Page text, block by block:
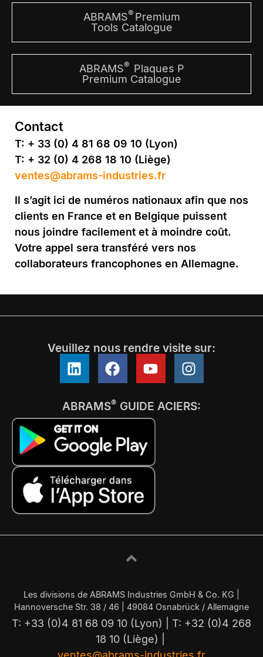
ABRAMS® Premium
Tools Catalogue
ABRAMS® Plaques P
Premium Catalogue
Contact
T: + 33 (0) 4 81 68 09 10 (Lyon)
T: + 32 (0) 4 268 18 10 (Liège)
ventes@abrams-industries.fr
Il s’agit ici de numéros nationaux afin que nos
clients en France et en Belgique puissent
nous joindre facilement et à moindre coût.
Votre appel sera transféré vers nos
collaborateurs francophones en Allemagne.
Veuillez nous rendre visite sur:
ABRAMS® GUIDE ACIERS:
Les divisions de ABRAMS Industries GmbH & Co. KG |
Hannoversche Str. 38 / 46 | 49084 Osnabrück / Allemagne
T: +33 (0)4 81 68 09 10 (Lyon) | T: +32 (0)4 268
18 10 (Liège) |